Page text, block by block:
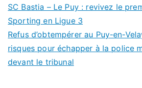
SC Bastia – Le Puy : revivez le
Sporting en Ligue 3
Refus d’obtempérer au Puy-en-
risques pour échapper à la police
devant le tribunal